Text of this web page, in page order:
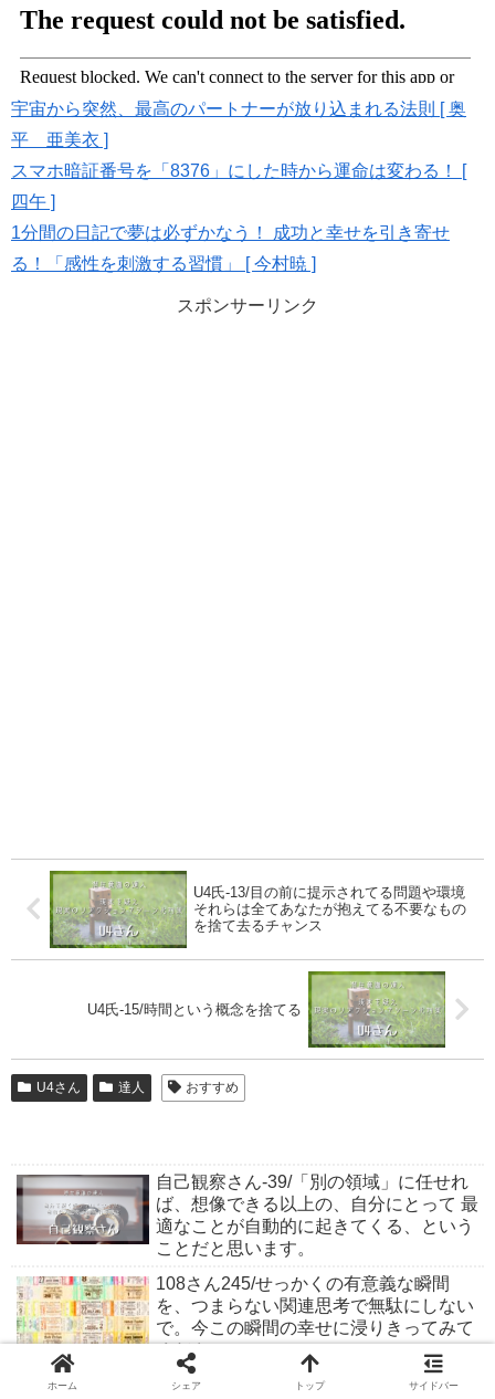
宇宙から突然、最高のパートナーが放り込まれる法則 [ 奥
平 亜美衣 ]
スマホ暗証番号を「8376」にした時から運命は変わる！ [
四午 ]
1分間の日記で夢は必ずかなう！ 成功と幸せを引き寄せ
る！「感性を刺激する習慣」 [ 今村暁 ]
スポンサーリンク
U4氏-13/目の前に提示されてる問題や環境
それらは全てあなたが抱えてる不要なもの
を捨て去るチャンス
U4氏-15/時間という概念を捨てる
U4さん 達人 おすすめ
自己観察さん-39/「別の領域」に任せれ
ば、想像できる以上の、自分にとって 最
適なことが自動的に起きてくる、という
ことだと思います。
108さん245/せっかくの有意義な瞬間
を、つまらない関連思考で無駄にしない
で。今この瞬間の幸せに浸りきってみて
ください。
108さん217/「願望を手放す」と「採用
ホーム シェア トップ サイドバー